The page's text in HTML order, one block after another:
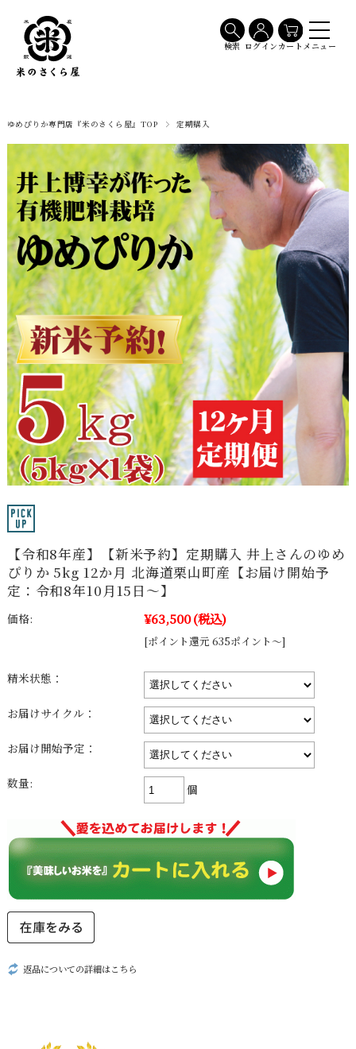
検索 ログイン カート メニュー
ゆめぴりか専門店『米のさくら屋』TOP 定期購入
【令和8年産】【新米予約】定期購入 井上さんのゆめ
ぴりか 5kg 12か月 北海道栗山町産【お届け開始予
定：令和8年10月15日～】
価格: ¥63,500(税込)
[ポイント還元 635ポイント～]
精米状態：
お届けサイクル：
お届け開始予定：
数量: 個
返品についての詳細はこちら